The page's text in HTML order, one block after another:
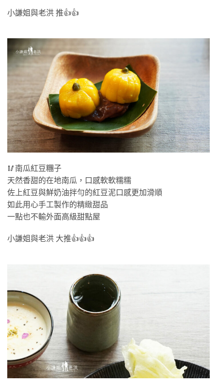
小謙姐與老洪 推👍👍
🥢南瓜紅豆糰子
天然香甜的在地南瓜，口感軟軟糯糯
佐上紅豆與鮮奶油拌勻的紅豆泥口感更加滑順
如此用心手工製作的精緻甜品
一點也不輸外面高級甜點屋
小謙姐與老洪 大推👍👍👍